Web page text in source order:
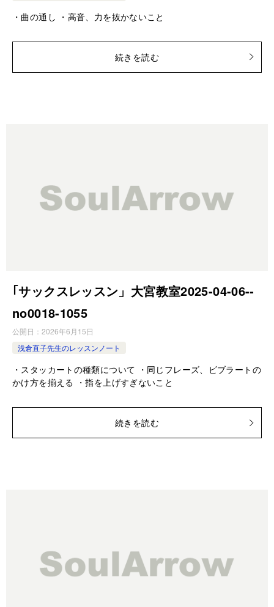
・曲の通し ・高音、力を抜かないこと
続きを読む
｢サックスレッスン」大宮教室2025-04-06-­
no0018-­1055
公開日： 2026年6月15日
浅倉直子先生のレッスンノート
・スタッカートの種類について ・同じフレーズ、ビブラートの
かけ方を揃える ・指を上げすぎないこと
続きを読む